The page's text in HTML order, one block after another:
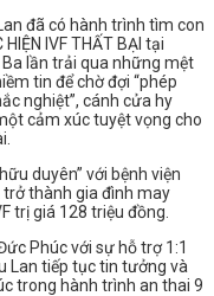
đã có hành trình tìm con
IVF THẤT BẠI tại
lần trải qua những mệt
tin để chờ đợi “phép
nghiệt”, cánh cửa hy
cảm xúc tuyệt vọng cho
duyên” với bệnh viện
thành gia đình may
trị giá 128 triệu đồng.
Phúc với sự hỗ trợ 1:1
Lan tiếp tục tin tưởng và
trong hành trình an thai 9